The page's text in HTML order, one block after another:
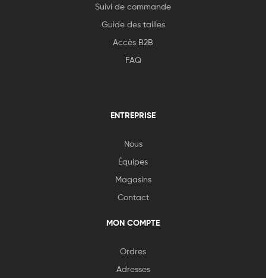
Suivi de commande
Guide des tailles
Accès B2B
FAQ
ENTREPRISE
Nous
Équipes
Magasins
Contact
MON COMPTE
Ordres
Adresses